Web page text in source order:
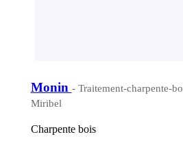
Monin - Traitement-charpente-
Miribel
Charpente bois